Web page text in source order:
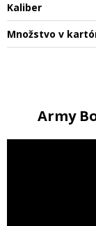
Kaliber
Množstvo v
Army